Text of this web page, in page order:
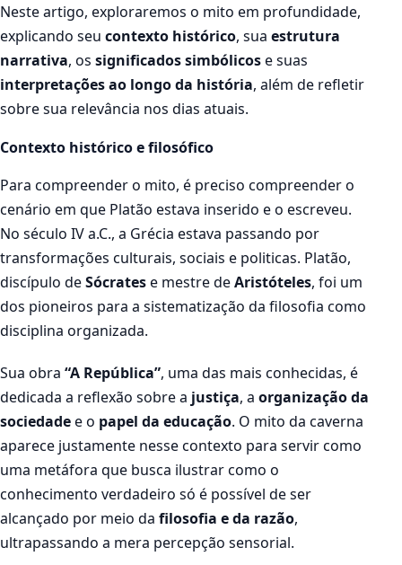
Neste artigo, exploraremos o mito em profundidade,
explicando seu contexto histórico, sua estrutura
narrativa, os significados simbólicose suas
interpretações ao longo da história, além de refletir
sobre sua relevância nos dias atuais.
Contexto histórico e filosófico
Para compreender o mito, é preciso compreender o
cenário em que Platão estava inserido e o escreveu.
No século IV a.C., a Grécia estava passando por
transformações culturais, sociais e politicas. Platão,
discípulo deSócratese mestre deAristóteles, foi um
dos pioneiros para a sistematização da filosofia como
disciplina organizada.
Sua obra “A República”, uma das mais conhecidas, é
dedicada a reflexão sobre a justiça, a organização da
sociedadee o papel da educação. O mito da caverna
aparece justamente nesse contexto para servir como
uma metáfora que busca ilustrar como o
conhecimento verdadeiro só é possível de ser
alcançado por meio da filosofia e da razão,
ultrapassando a mera percepção sensorial.